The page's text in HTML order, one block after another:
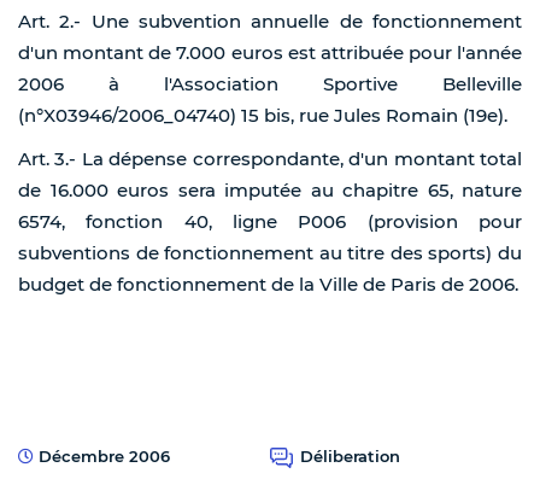
Art. 2.- Une subvention annuelle de fonctionnement
d'un montant de 7.000 euros est attribuée pour l'année
2006 à l'Association Sportive Belleville
(n°X03946/2006_04740) 15 bis, rue Jules Romain (19e).
Art. 3.- La dépense correspondante, d'un montant total
de 16.000 euros sera imputée au chapitre 65, nature
6574, fonction 40, ligne P006 (provision pour
subventions de fonctionnement au titre des sports) du
budget de fonctionnement de la Ville de Paris de 2006.
Décembre 2006
Déliberation